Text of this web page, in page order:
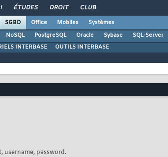
ÉTUDES DROIT CLUB
SGBD Office Mobiles
Systèmes
NoSQL PostgreSQL Oracle Sybase SQL-Server
INTERBASE OUTILS INTERBASE
username, password.